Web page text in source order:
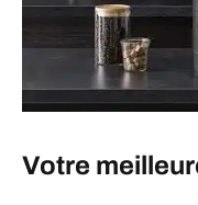
Votre